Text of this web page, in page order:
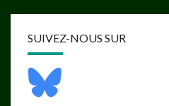
SUIVEZ-NOUS SUR